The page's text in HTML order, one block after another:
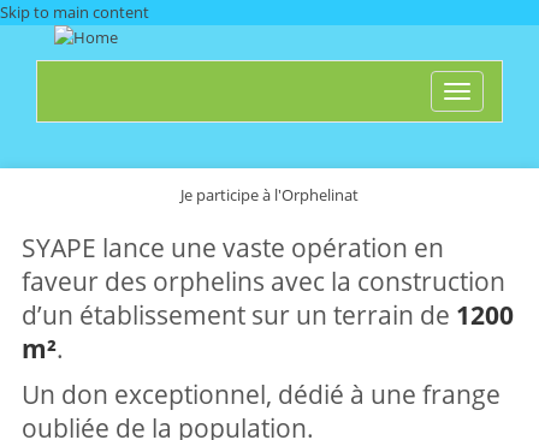
Skip to main content
Toggle
Je participe à l'Orphelinat
SYAPE lance une vaste opération en
faveur des orphelins avec la construction
d’un établissement sur un terrain de 1200
m².
Un don exceptionnel, dédié à une frange
oubliée de la population.